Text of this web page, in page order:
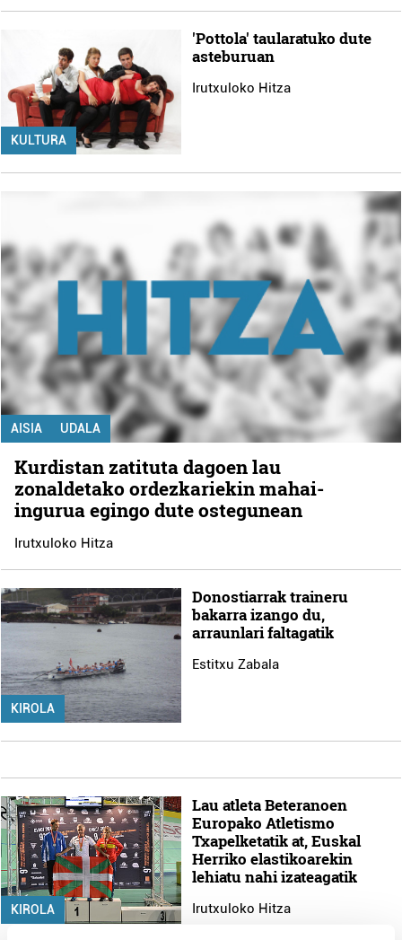
KULTURA
'Pottola' taularatuko dute
asteburuan
Irutxuloko Hitza
AISIA UDALA
Kurdistan zatituta dagoen lau
zonaldetako ordezkariekin mahai-
ingurua egingo dute ostegunean
Irutxuloko Hitza
KIROLA
Donostiarrak traineru
bakarra izango du,
arraunlari faltagatik
Estitxu Zabala
KIROLA
Lau atleta Beteranoen
Europako Atletismo
Txapelketatik at, Euskal
Herriko elastikoarekin
lehiatu nahi izateagatik
Irutxuloko Hitza